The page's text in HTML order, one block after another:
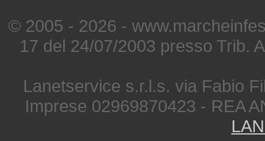
© 2005 - 2026 -
17 del 24/07/2003 presso Trib.
Lanetservice s.r.l.s. via Fabio
Imprese 02969870423 - REA